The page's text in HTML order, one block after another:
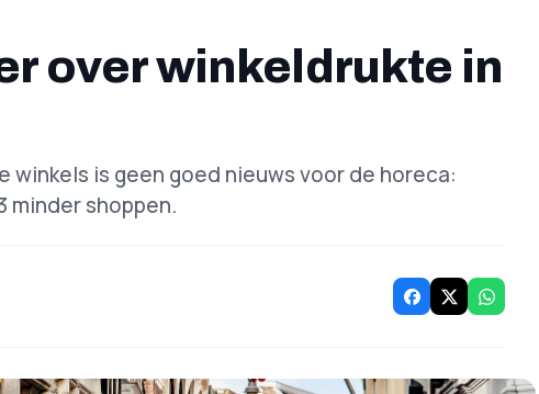
over winkeldrukte in
winkels is geen goed nieuws voor de horeca:
minder shoppen.